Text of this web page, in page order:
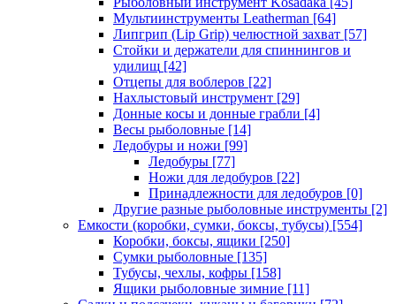
Мультиинструменты Leatherman [64]
Липгрип (Lip Grip) челюстной захват [57]
Стойки и держатели для спиннингов и
удилищ [42]
Отцепы для воблеров [22]
Нахлыстовый инструмент [29]
Донные косы и донные грабли [4]
Весы рыболовные [14]
Ледобуры и ножи [99]
Ледобуры [77]
Ножи для ледобуров [22]
Принадлежности для ледобуров [0]
Другие разные рыболовные инструменты [2]
Емкости (коробки, сумки, боксы, тубусы) [554]
Коробки, боксы, ящики [250]
Сумки рыболовные [135]
Тубусы, чехлы, кофры [158]
Ящики рыболовные зимние [11]